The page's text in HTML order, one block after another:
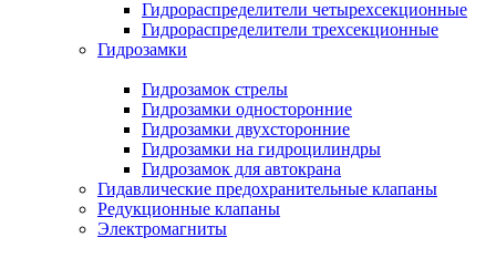
Гидрораспределители четырехсекционные
Гидрораспределители трехсекционные
Гидрозамки
Гидрозамок стрелы
Гидрозамки односторонние
Гидрозамки двухсторонние
Гидрозамки на гидроцилиндры
Гидрозамок для автокрана
Гидавлические предохранительные клапаны
Редукционные клапаны
Электромагниты